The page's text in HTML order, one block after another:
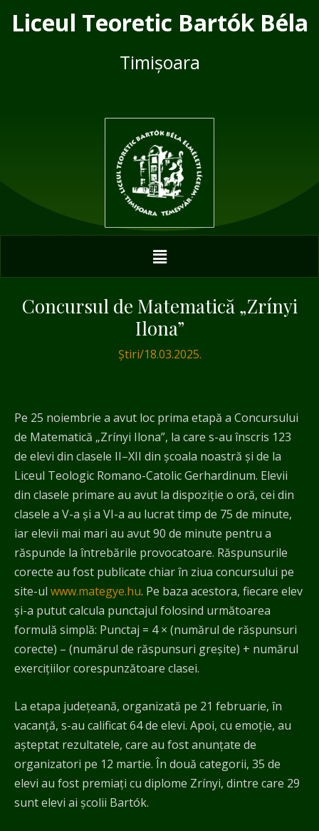
Liceul Teoretic Bartók Béla
Timișoara
Menu
Concursul de Matematică „Zrínyi
Ilona”
Știri/18.03.2025.
Pe 25 noiembrie a avut loc prima etapă a Concursului
de Matematică „Zrínyi Ilona”, la care s-au înscris 123
de elevi din clasele II–XII din școala noastră și de la
Liceul Teologic Romano-Catolic Gerhardinum. Elevii
din clasele primare au avut la dispoziție o oră, cei din
clasele a V-a și a VI-a au lucrat timp de 75 de minute,
iar elevii mai mari au avut 90 de minute pentru a
răspunde la întrebările provocatoare. Răspunsurile
corecte au fost publicate chiar în ziua concursului pe
site-ul www.mategye.hu. Pe baza acestora, fiecare elev
și-a putut calcula punctajul folosind următoarea
formulă simplă: Punctaj = 4 × (numărul de răspunsuri
corecte) – (numărul de răspunsuri greșite) + numărul
exercițiilor corespunzătoare clasei.
La etapa județeană, organizată pe 21 februarie, în
vacanță, s-au calificat 64 de elevi. Apoi, cu emoție, au
așteptat rezultatele, care au fost anunțate de
organizatori pe 12 martie. În două categorii, 35 de
elevi au fost premiați cu diplome Zrínyi, dintre care 29
sunt elevi ai școlii Bartók.
navigation